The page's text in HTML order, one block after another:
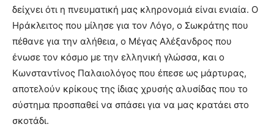
δείχνει ότι η πνευματική μας κληρονομιά είναι ενιαία. Ο
Ηράκλειτος που μίλησε για τον Λόγο, ο Σωκράτης που
πέθανε για την αλήθεια, ο Μέγας Αλέξανδρος που
ένωσε τον κόσμο με την ελληνική γλώσσα, και ο
Κωνσταντίνος Παλαιολόγος που έπεσε ως μάρτυρας,
αποτελούν κρίκους της ίδιας χρυσής αλυσίδας που το
σύστημα προσπαθεί να σπάσει για να μας κρατάει στο
σκοτάδι.